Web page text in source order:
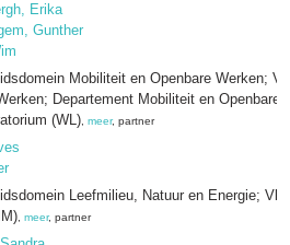
Erika
Gunther
Mobiliteit en Openbare Werken;
Departement Mobiliteit en Openbare
(WL) meer, partner
Leefmilieu, Natuur en Energie;
meer, partner